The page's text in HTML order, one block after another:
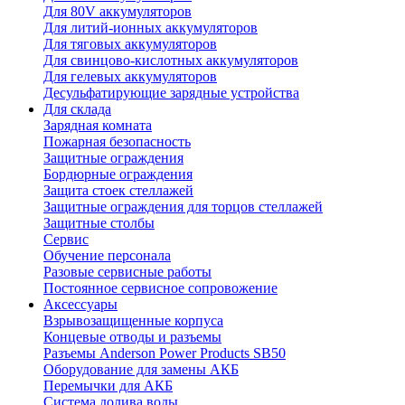
Для 80V аккумуляторов
Для литий-ионных аккумуляторов
Для тяговых аккумуляторов
Для свинцово-кислотных аккумуляторов
Для гелевых аккумуляторов
Десульфатирующие зарядные устройства
Для склада
Зарядная комната
Пожарная безопасность
Защитные ограждения
Бордюрные ограждения
Защита стоек стеллажей
Защитные ограждения для торцов стеллажей
Защитные столбы
Сервис
Обучение персонала
Разовые сервисные работы
Постоянное сервисное сопровожение
Аксессуары
Взрывозащищенные корпуса
Концевые отводы и разъемы
Разъемы Anderson Power Products SB50
Оборудование для замены АКБ
Перемычки для АКБ
Система долива воды